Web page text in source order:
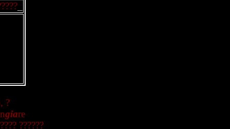
, ?
giare
??????